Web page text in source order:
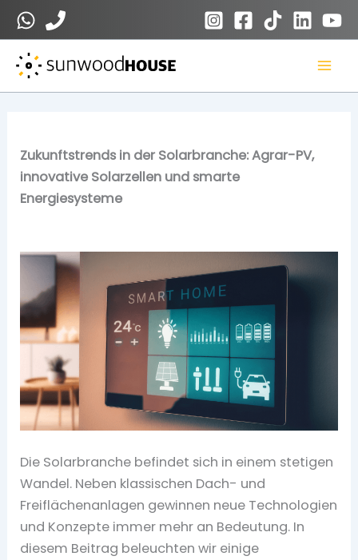
Zum
Inhalt
springen
Zukunftstrends in der Solarbranche: Agrar-PV,
innovative Solarzellen und smarte
Energiesysteme
Die Solarbranche befindet sich in einem stetigen
Wandel. Neben klassischen Dach- und
Freiflächenanlagen gewinnen neue Technologien
und Konzepte immer mehr an Bedeutung. In
diesem Beitrag beleuchten wir einige